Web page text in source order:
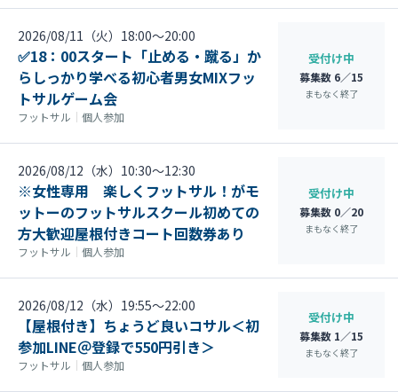
2026/08/11（火）18:00〜20:00
✅18：00スタート「止める・蹴る」か
らしっかり学べる初心者男女MIXフッ
トサルゲーム会
フットサル ｜ 個人参加
受付け中
募集数 6／15
まもなく終了
2026/08/12（水）10:30〜12:30
※女性専用 楽しくフットサル！がモ
ットーのフットサルスクール初めての
方大歓迎屋根付きコート回数券あり
フットサル ｜ 個人参加
受付け中
募集数 0／20
まもなく終了
2026/08/12（水）19:55〜22:00
【屋根付き】ちょうど良いコサル＜初
参加LINE＠登録で550円引き＞
フットサル ｜ 個人参加
受付け中
募集数 1／15
まもなく終了